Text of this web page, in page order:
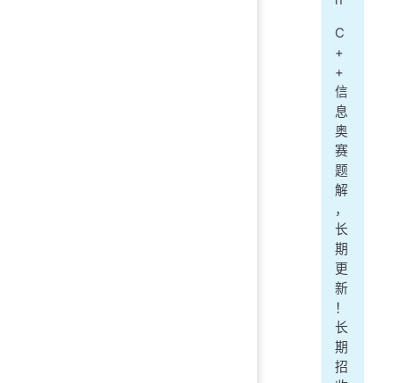
C
+
+
信
息
奥
赛
题
解
，
长
期
更
新
！
长
期
招